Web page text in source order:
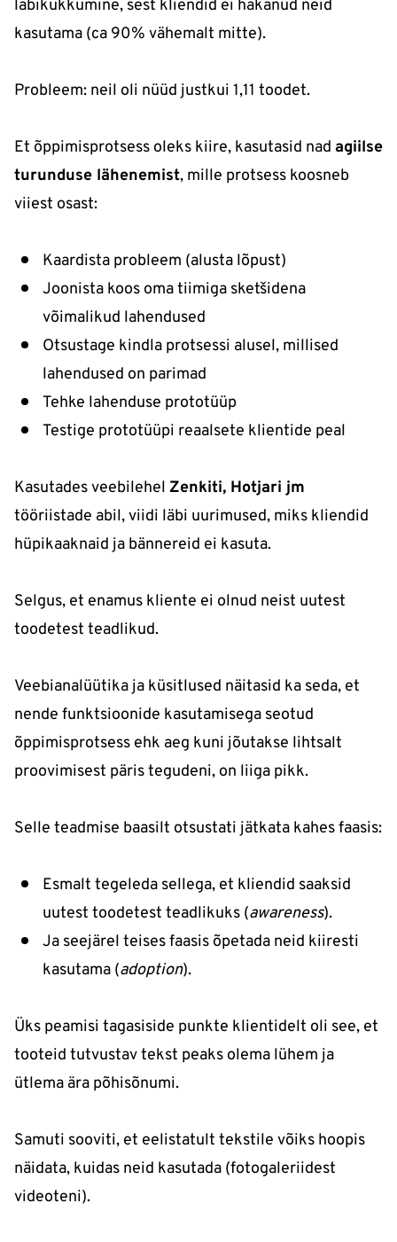
läbikukkumine, sest kliendid ei hakanud neid
kasutama (ca 90% vähemalt mitte).
Probleem: neil oli nüüd justkui 1,11 toodet.
Et õppimisprotsess oleks kiire, kasutasid nad agiilse
turunduse lähenemist, mille protsess koosneb
viiest osast:
Kaardista probleem (alusta lõpust)
Joonista koos oma tiimiga sketšidena
võimalikud lahendused
Otsustage kindla protsessi alusel, millised
lahendused on parimad
Tehke lahenduse prototüüp
Testige prototüüpi reaalsete klientide peal
Kasutades veebilehel Zenkiti, Hotjari jm
tööriistade abil, viidi läbi uurimused, miks kliendid
hüpikaaknaid ja bännereid ei kasuta.
Selgus, et enamus kliente ei olnud neist uutest
toodetest teadlikud.
Veebianalüütika ja küsitlused näitasid ka seda, et
nende funktsioonide kasutamisega seotud
õppimisprotsess ehk aeg kuni jõutakse lihtsalt
proovimisest päris tegudeni, on liiga pikk.
Selle teadmise baasilt otsustati jätkata kahes faasis:
Esmalt tegeleda sellega, et kliendid saaksid
uutest toodetest teadlikuks (awareness).
Ja seejärel teises faasis õpetada neid kiiresti
kasutama (adoption).
Üks peamisi tagasiside punkte klientidelt oli see, et
tooteid tutvustav tekst peaks olema lühem ja
ütlema ära põhisõnumi.
Samuti sooviti, et eelistatult tekstile võiks hoopis
näidata, kuidas neid kasutada (fotogaleriidest
videoteni).